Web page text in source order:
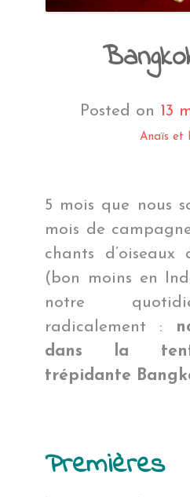
Posted on 13
Anaïs et
5 mois que nous
mois de
chants
(bon moins en
notre
radicalement :
dans la
trépidante
Premières